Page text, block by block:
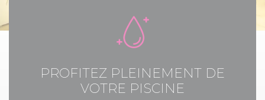
PROFITEZ PLEINEMENT DE
VOTRE PISCINE